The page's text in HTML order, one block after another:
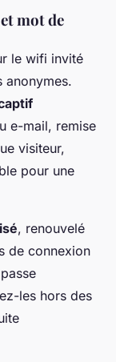
mot de
le wifi invité
anonymes.
e-mail, remise
visiteur,
pour une
, renouvelé
de connexion
les hors des